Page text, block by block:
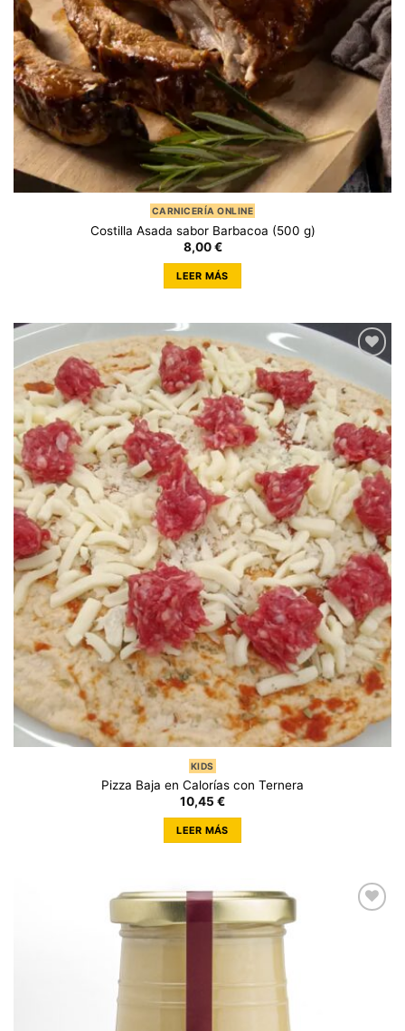
CARNICERÍA ONLINE
Costilla Asada sabor Barbacoa (500 g)
8,00€
LEER MÁS
KIDS
Pizza Baja en Calorías con Ternera
10,45 €
LEER MÁS